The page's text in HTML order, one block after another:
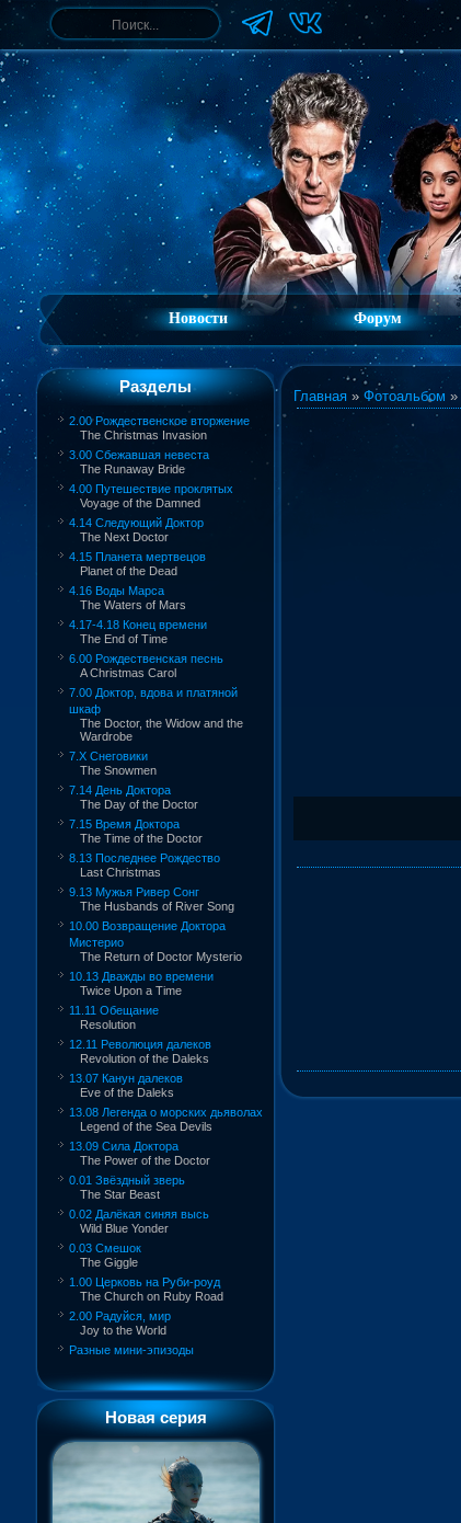
Новости Форум
Разделы
2.00 Рождественское вторжение
The Christmas Invasion
3.00 Сбежавшая невеста
The Runaway Bride
4.00 Путешествие проклятых
Voyage of the Damned
4.14 Следующий Доктор
The Next Doctor
4.15 Планета мертвецов
Planet of the Dead
4.16 Воды Марса
The Waters of Mars
4.17-4.18 Конец времени
The End of Time
6.00 Рождественская песнь
A Christmas Carol
7.00 Доктор, вдова и платяной
шкаф
The Doctor, the Widow and the
Wardrobe
7.X Снеговики
The Snowmen
7.14 День Доктора
The Day of the Doctor
7.15 Время Доктора
The Time of the Doctor
8.13 Последнее Рождество
Last Christmas
9.13 Мужья Ривер Сонг
The Husbands of River Song
10.00 Возвращение Доктора
Мистерио
The Return of Doctor Mysterio
10.13 Дважды во времени
Twice Upon a Time
11.11 Обещание
Resolution
12.11 Революция далеков
Revolution of the Daleks
13.07 Канун далеков
Eve of the Daleks
13.08 Легенда о морских дьяволах
Legend of the Sea Devils
13.09 Сила Доктора
The Power of the Doctor
0.01 Звёздный зверь
The Star Beast
0.02 Далёкая синяя высь
Wild Blue Yonder
0.03 Смешок
The Giggle
1.00 Церковь на Руби-роуд
The Church on Ruby Road
2.00 Радуйся, мир
Joy to the World
Разные мини-эпизоды
Новая серия
Главная » Фотоальбом »